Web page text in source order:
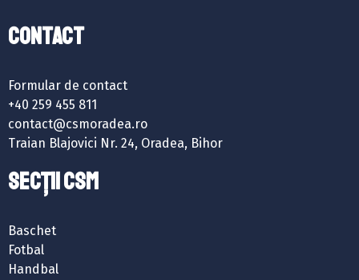
Contact
Formular de contact
+40 259 455 811
contact@csmoradea.ro
Traian Blajovici Nr. 24, Oradea, Bihor
SECȚII CSM
Baschet
Fotbal
Handbal